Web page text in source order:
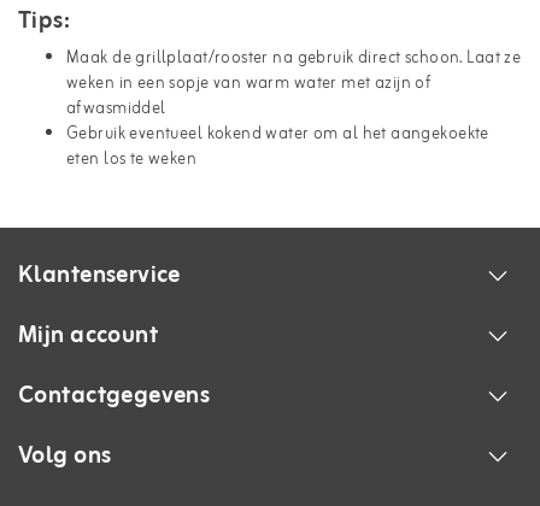
Tips:
Maak de grillplaat/rooster na gebruik direct schoon. Laat ze
weken in een sopje van warm water met azijn of
afwasmiddel
Gebruik eventueel kokend water om al het aangekoekte
eten los te weken
Klantenservice
Mijn account
Contactgegevens
Volg ons